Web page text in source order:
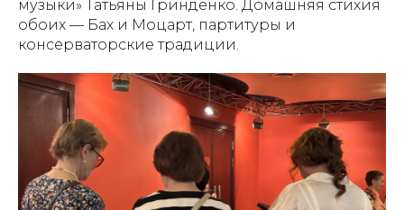
музыки» Татьяны Гринденко. Домашняя стихия
обоих — Бах и Моцарт, партитуры и
консерваторские традиции.